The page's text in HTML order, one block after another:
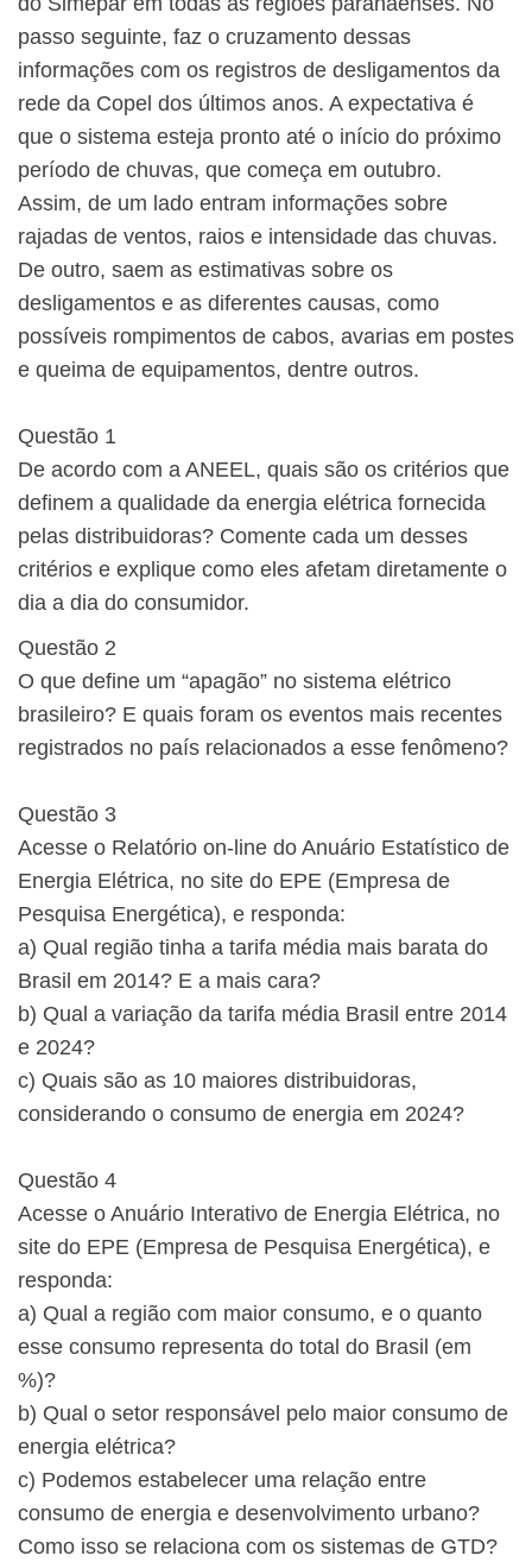
passo seguinte, faz o cruzamento dessas
informações com os registros de desligamentos da
rede da Copel dos últimos anos. A expectativa é
que o sistema esteja pronto até o início do próximo
período de chuvas, que começa em outubro.
Assim, de um lado entram informações sobre
rajadas de ventos, raios e intensidade das chuvas.
De outro, saem as estimativas sobre os
desligamentos e as diferentes causas, como
possíveis rompimentos de cabos, avarias em postes
e queima de equipamentos, dentre outros.
Questão 1
De acordo com a ANEEL, quais são os critérios que
definem a qualidade da energia elétrica fornecida
pelas distribuidoras? Comente cada um desses
critérios e explique como eles afetam diretamente o
dia a dia do consumidor.
Questão 2
O que define um “apagão” no sistema elétrico
brasileiro? E quais foram os eventos mais recentes
registrados no país relacionados a esse fenômeno?
Questão 3
Acesse o Relatório on-line do Anuário Estatístico de
Energia Elétrica, no site do EPE (Empresa de
Pesquisa Energética), e responda:
a) Qual região tinha a tarifa média mais barata do
Brasil em 2014? E a mais cara?
b) Qual a variação da tarifa média Brasil entre 2014
e 2024?
c) Quais são as 10 maiores distribuidoras,
considerando o consumo de energia em 2024?
Questão 4
Acesse o Anuário Interativo de Energia Elétrica, no
site do EPE (Empresa de Pesquisa Energética), e
responda:
a) Qual a região com maior consumo, e o quanto
esse consumo representa do total do Brasil (em
%)?
b) Qual o setor responsável pelo maior consumo de
energia elétrica?
c) Podemos estabelecer uma relação entre
consumo de energia e desenvolvimento urbano?
Como isso se relaciona com os sistemas de GTD?